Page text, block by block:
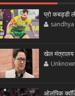
प्रो कबड्डी
खेल मंत्रालय
ओलंपिक